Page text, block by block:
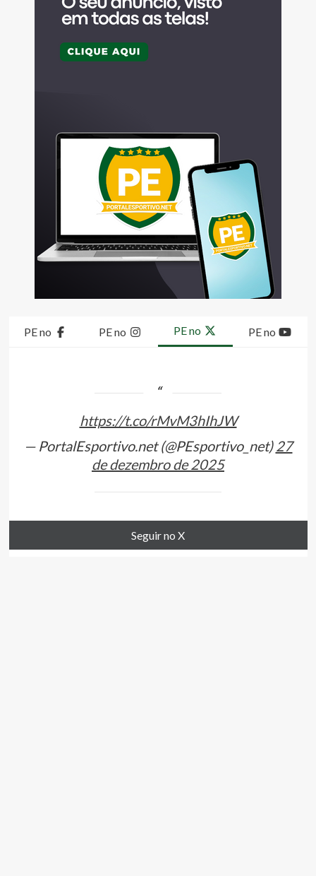
PE no PE no PE no PE no
https://t.co/rMvM3hIhJW
— PortalEsportivo.net (@PEsportivo_net)27
de dezembro de 2025
Seguir no X